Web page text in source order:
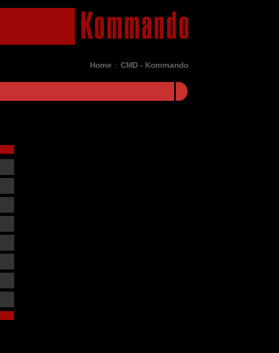
Home : CMD - Kommando